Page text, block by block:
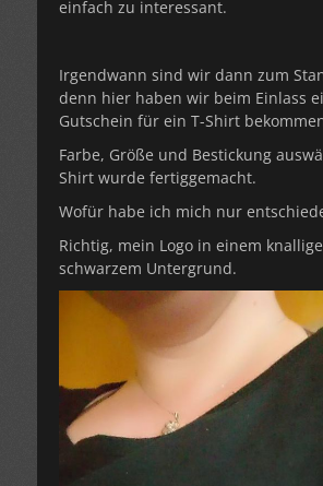
einfach zu interessant.
Irgendwann sind wir dann zum
denn hier haben wir beim Einlass
Gutschein für ein T-Shirt
Farbe, Größe und Bestickung
Shirt wurde fertiggemacht.
Wofür habe ich mich nur
Richtig, mein Logo in einem
schwarzem Untergrund.